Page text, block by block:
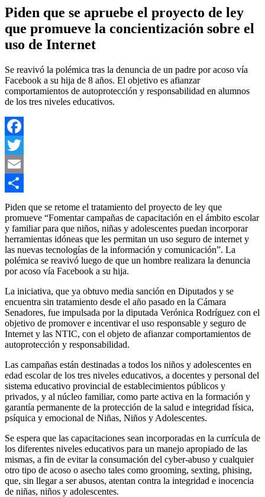
Piden que se apruebe el proyecto de ley
que promueve la concientización sobre el
uso de Internet
Se reavivó la polémica tras la denuncia de un padre por acoso vía
Facebook a su hija de 8 años. El objetivo es afianzar
comportamientos de autoprotección y responsabilidad en alumnos
de los tres niveles educativos.
Facebook
Twitter
Email
Compartir
Piden que se retome el tratamiento del proyecto de ley que
promueve “Fomentar campañas de capacitación en el ámbito escolar
y familiar para que niños, niñas y adolescentes puedan incorporar
herramientas idóneas que les permitan un uso seguro de internet y
las nuevas tecnologías de la información y comunicación”. La
polémica se reavivó luego de que un hombre realizara la denuncia
por acoso vía Facebook a su hija.
La iniciativa, que ya obtuvo media sanción en Diputados y se
encuentra sin tratamiento desde el año pasado en la Cámara
Senadores, fue impulsada por la diputada Verónica Rodríguez con el
objetivo de promover e incentivar el uso responsable y seguro de
Internet y las NTIC, con el objeto de afianzar comportamientos de
autoprotección y responsabilidad.
Las campañas están destinadas a todos los niños y adolescentes en
edad escolar de los tres niveles educativos, a docentes y personal del
sistema educativo provincial de establecimientos públicos y
privados, y al núcleo familiar, como parte activa en la formación y
garantía permanente de la protección de la salud e integridad física,
psíquica y emocional de Niñas, Niños y Adolescentes.
Se espera que las capacitaciones sean incorporadas en la currícula de
los diferentes niveles educativos para un manejo apropiado de las
mismas, a fin de evitar la consumación del cyber-abuso y cualquier
otro tipo de acoso o asecho tales como grooming, sexting, phising,
que, sin llegar a ser abusos, atentan contra la integridad e inocencia
de niñas, niños y adolescentes.